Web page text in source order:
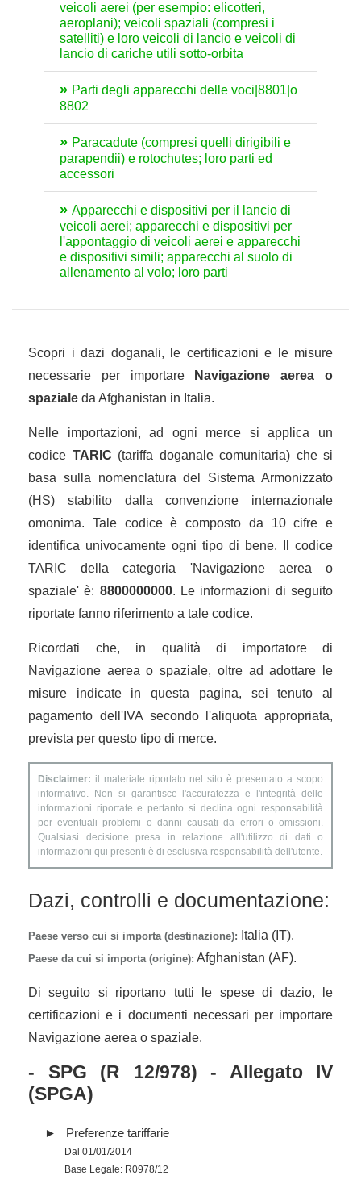
veicoli aerei (per esempio: elicotteri,
aeroplani); veicoli spaziali (compresi i
satelliti) e loro veicoli di lancio e veicoli di
lancio di cariche utili sotto-orbita
Parti degli apparecchi delle voci|8801|o
8802
Paracadute (compresi quelli dirigibili e
parapendii) e rotochutes; loro parti ed
accessori
Apparecchi e dispositivi per il lancio di
veicoli aerei; apparecchi e dispositivi per
l'appontaggio di veicoli aerei e apparecchi
e dispositivi simili; apparecchi al suolo di
allenamento al volo; loro parti
Scopri i dazi doganali, le certificazioni e le misure
necessarie per importare
Navigazione aerea o
spaziale da Afghanistan in Italia.
Nelle importazioni, ad ogni merce si applica un
codice TARIC (tariffa doganale comunitaria) che si
basa sulla nomenclatura del Sistema Armonizzato
(HS) stabilito dalla convenzione internazionale
omonima. Tale codice è composto da 10 cifre e
identifica univocamente ogni tipo di bene. Il codice
TARIC della categoria 'Navigazione aerea o
spaziale' è: 8800000000. Le informazioni di seguito
riportate fanno riferimento a tale codice.
Ricordati che, in qualità di importatore di
Navigazione aerea o spaziale, oltre ad adottare le
misure indicate in questa pagina, sei tenuto al
pagamento dell'IVA secondo l'aliquota appropriata,
prevista per questo tipo di merce.
Disclaimer: il materiale riportato nel sito è presentato a scopo
informativo. Non si garantisce l'accuratezza e l'integrità delle
informazioni riportate e pertanto si declina ogni responsabilità
per eventuali problemi o danni causati da errori o omissioni.
Qualsiasi decisione presa in relazione all'utilizzo di dati o
informazioni qui presenti è di esclusiva responsabilità dell'utente.
Dazi, controlli e documentazione:
Paese verso cui si importa (destinazione): Italia (IT).
Paese da cui si importa (origine): Afghanistan (AF).
Di seguito si riportano tutti le spese di dazio, le
certificazioni e i documenti necessari per importare
Navigazione aerea o spaziale.
- SPG (R 12/978) - Allegato IV
(SPGA)
Preferenze tariffarie
Dal 01/01/2014
Base Legale: R0978/12